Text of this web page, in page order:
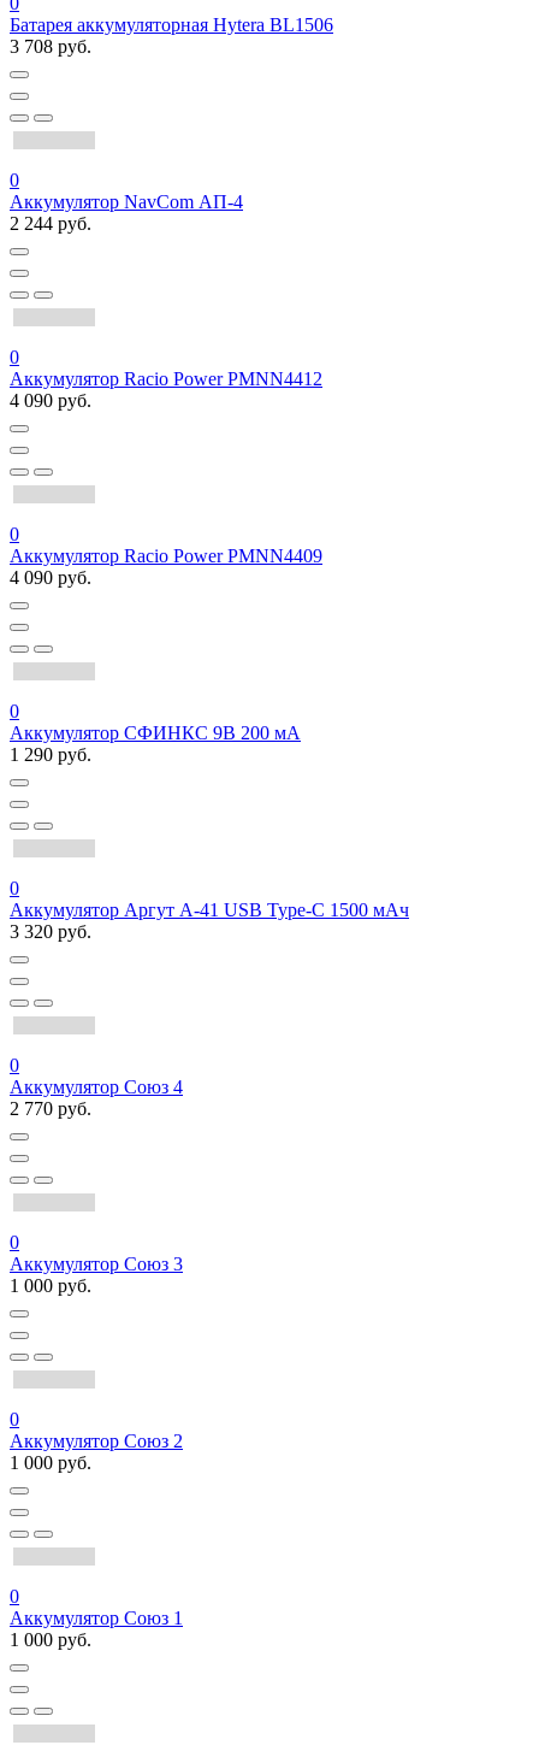
Батарея аккумуляторная Hytera BL1506
3 708 руб.
0
Аккумулятор NavCom АП-4
2 244 руб.
0
Аккумулятор Racio Power PMNN4412
4 090 руб.
0
Аккумулятор Racio Power PMNN4409
4 090 руб.
0
Аккумулятор СФИНКС 9В 200 мА
1 290 руб.
0
Аккумулятор Аргут А-41 USB Type-C 1500 мАч
3 320 руб.
0
Аккумулятор Союз 4
2 770 руб.
0
Аккумулятор Союз 3
1 000 руб.
0
Аккумулятор Союз 2
1 000 руб.
0
Аккумулятор Союз 1
1 000 руб.